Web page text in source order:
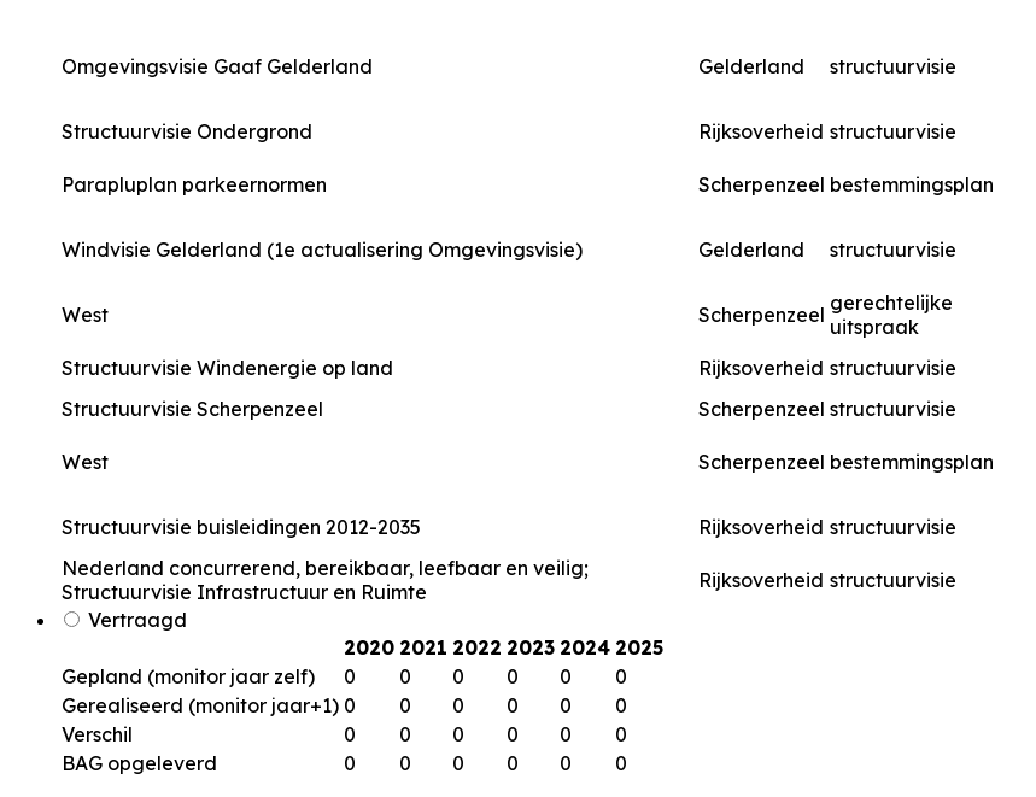
Omgevingsvisie Gaaf Gelderland Gelderland structuurvisie
Structuurvisie Ondergrond Rijksoverheid structuurvisie
Parapluplan parkeernormen Scherpenzeel bestemmingsplan
Windvisie Gelderland (1e actualisering Omgevingsvisie) Gelderland structuurvisie
West Scherpenzeel gerechtelijke
uitspraak
Structuurvisie Windenergie op land Rijksoverheid structuurvisie
Structuurvisie Scherpenzeel
Scherpenzeel structuurvisie
West Scherpenzeel bestemmingsplan
Structuurvisie buisleidingen 2012-2035
Rijksoverheid structuurvisie
Nederland concurrerend, bereikbaar, leefbaar en veilig;
Structuurvisie Infrastructuur en Ruimte
Rijksoverheid structuurvisie
Vertraagd
2020 2021 2022 2023 2024 2025
Gepland (monitor jaar zelf)
0 0 0 0 0
0
Gerealiseerd (monitor jaar+1) 0 0 0 0 0
0
Verschil
0 0 0 0 0
0
BAG opgeleverd
0 0 0 0 0
0